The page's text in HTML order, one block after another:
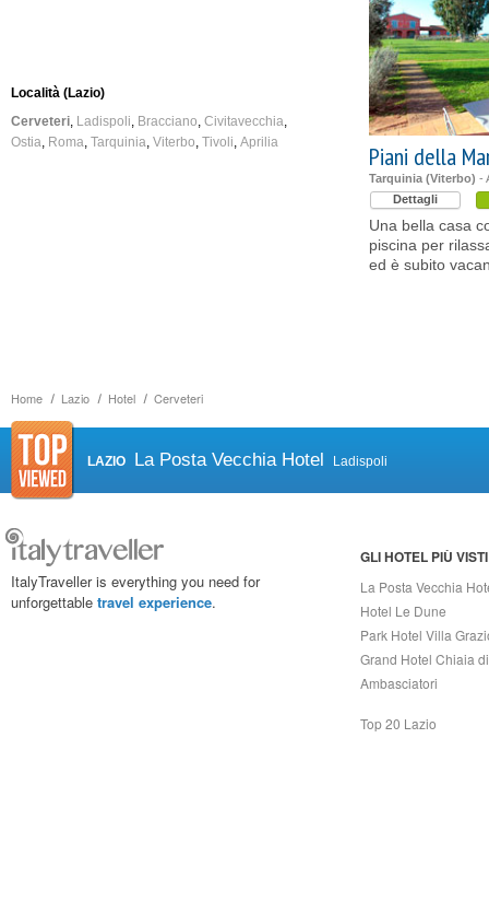
Home Lazio Hotel Cerveteri
Piani della
Tarquinia (Viterbo) -
Dettagli
Una bella casa
piscina per
ed è subito
Località (Lazio)
Cerveteri Ladispoli Bracciano Civitavecchia
Ostia Roma Tarquinia Viterbo Tivoli Aprilia
LAZIO La Posta Vecchia Hotel Ladispoli
ItalyTraveller is everything you need for
unforgettable travel experience.
GLI HOTEL PIÙ VISTI
La Posta Vecchia
Hotel Le Dune
Park Hotel Villa
Grand Hotel Chiaia
Ambasciatori
Top 20 Lazio